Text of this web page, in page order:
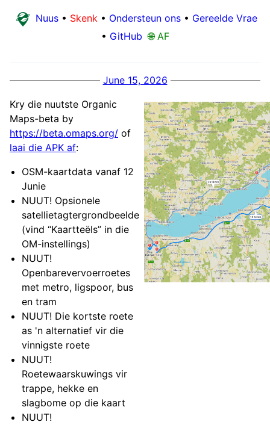
Nuus • Skenk • Ondersteun ons • Gereelde Vrae
• GitHub 🌐 AF
June 15, 2026
Kry die nuutste Organic
Maps-beta by
https://beta.omaps.org/ of
laai die APK af:
OSM-kaartdata vanaf 12
Junie
NUUT! Opsionele
satellietagtergrondbeelde
(vind “Kaartteëls” in die
OM-instellings)
NUUT!
Openbarevervoerroetes
met metro, ligspoor, bus
en tram
NUUT! Die kortste roete
as 'n alternatief vir die
vinnigste roete
NUUT!
Roetewaarskuwings vir
trappe, hekke en
slagbome op die kaart
NUUT!